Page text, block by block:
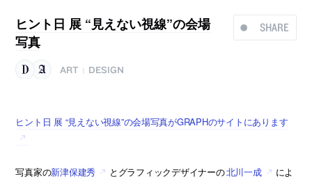
SHARE
ヒント日 展 “見えない視線”の会場
写真
ART DESIGN
ヒント日 展 “見えない視線”の会場写真がGRAPHのサイトにあります
写真家の新津保建秀 とグラフィックデザイナーの北川一成
によ